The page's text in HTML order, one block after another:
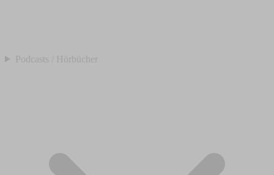
Podcasts / Hörbücher